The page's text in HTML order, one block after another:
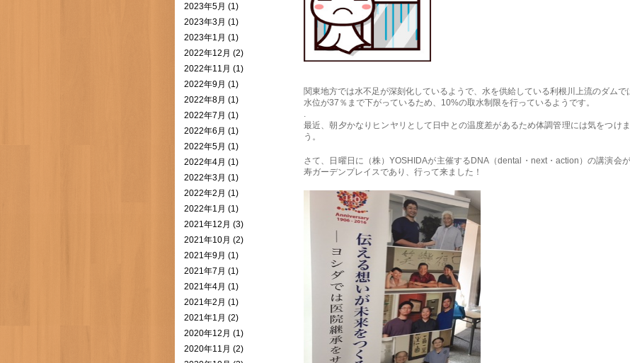
関東地方では水不足が深刻化しているようで、水を供給している利根川上流のダムで
水位が37％まで下がっているため、10%の取水制限を行っているようです。
.
最近、朝夕かなりヒンヤリとして日中との温度差があるため体調管理には気をつけ
う。
さて、日曜日に（株）YOSHIDAが主催するDNA（dental・next・action）の講演会
寿ガーデンプレイスであり、行って来ました！
2023年5月 (1)
2023年3月 (1)
2023年1月 (1)
2022年12月 (2)
2022年11月 (1)
2022年9月 (1)
2022年8月 (1)
2022年7月 (1)
2022年6月 (1)
2022年5月 (1)
2022年4月 (1)
2022年3月 (1)
2022年2月 (1)
2022年1月 (1)
2021年12月 (3)
2021年10月 (2)
2021年9月 (1)
2021年7月 (1)
2021年4月 (1)
2021年2月 (1)
2021年1月 (2)
2020年12月 (1)
2020年11月 (2)